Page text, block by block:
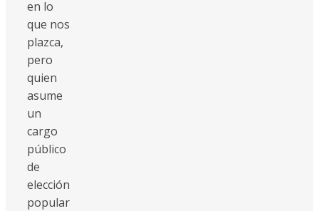
en lo
que nos
plazca,
pero
quien
asume
un
cargo
público
de
elección
popular